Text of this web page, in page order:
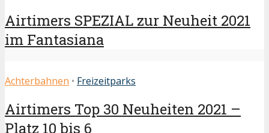
Airtimers SPEZIAL zur Neuheit 2021
im Fantasiana
Achterbahnen • Freizeitparks
Airtimers Top 30 Neuheiten 2021 –
Platz 10 bis 6